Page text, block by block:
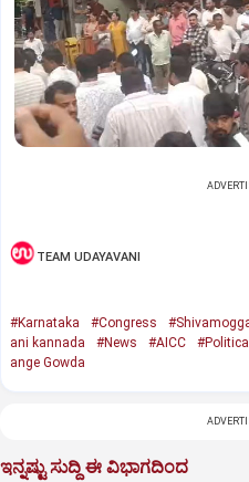
TEAM UDAYAVANI
#Karnataka #Congress
ani kannada
#News #AICC
ange Gowda
ಇನ್ನಷ್ಟು ಸುದ್ದಿ ಈ ವಿಭಾಗದಿಂದ